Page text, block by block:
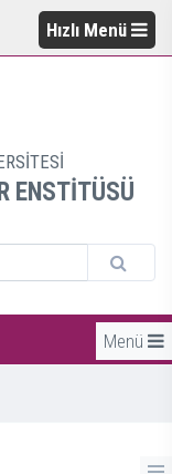
Hızlı Menü
ENSTİTÜSÜ
Menü